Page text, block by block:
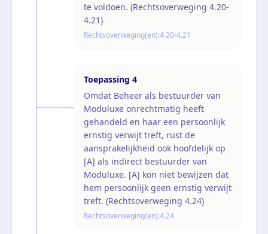
te voldoen. (Rechtsoverweging 4.20-
4.21)
Rechtsoverweging(en):4.20-4.21
Toepassing 4
Omdat Beheer als bestuurder van
Moduluxe onrechtmatig heeft
gehandeld en haar een persoonlijk
ernstig verwijt treft, rust de
aansprakelijkheid ook hoofdelijk op
[A] als indirect bestuurder van
Moduluxe. [A] kon niet bewijzen dat
hem persoonlijk geen ernstig verwijt
treft. (Rechtsoverweging 4.24)
Rechtsoverweging(en):4.24